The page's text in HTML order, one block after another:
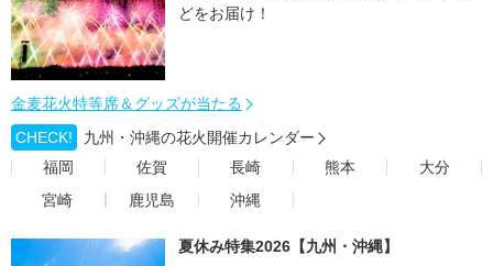
どをお届け！
金麦花火特等席＆グッズが当たる
CHECK!
九州・沖縄の花火開催カレンダー
福岡
佐賀 長崎 熊本
大分
宮崎
鹿児島 沖縄
夏休み特集2026【九州・沖縄】